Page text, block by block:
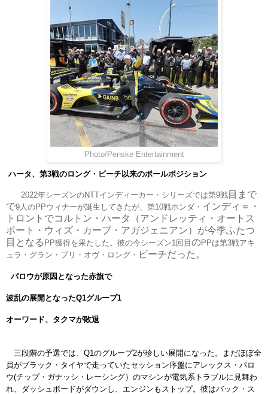
Photo/Penske Entertainment
ハータ、第3戦のロング・ビーチ以来のポールポジション
2022年シーズンのNTT インディーカー・シリーズでは第9戦 目まで
で9人のPPウィナーが誕生してきたが、第10戦ホンダ・ インディ＝・
トロントでコルトン・ハータ（アンドレッティ・ オートス
ポート・ウィズ・カーブ・アガジェニアン） が今季ふたつ
目となる PP獲得を果たした。彼の今シーズン1回目 のPPは第3戦アキ
ュラ・グラン・プリ・オヴ・ロング・
ビーチだった。
パロウが原因となった赤旗で
波乱の展開となったQ1グループ1
オーワード、タクマが敗退
三段階の予選では、 Q1 のグループ2が珍しい展開になった。まだほぼ全
員がブラック・タイヤで走っていたセッション序盤にアレッ クス・パロ
ウ(チップ・ガナッシ・レーシング）のマシンが電気系 トラブルに見舞わ
れ、ダッシュボードがダウンし、 エンジンもストップ。彼はバック・ス